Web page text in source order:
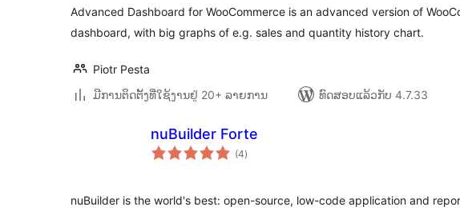
Advanced Dashboard for WooCommerce is an advanced version of
dashboard, with big graphs of e.g. sales and quantity history chart.
Piotr Pesta
ມີການຕິດຕັ້ງທີ່ໃຊ້ງານຢູ່ 20+ ລາຍການ
ທົດສອບແລ້ວກັບ 4.7.33
nuBuilder Forte
(4ຄະແນນ
ທັງໝົດ
)
nuBuilder is the world's best: open-source, low-code application and